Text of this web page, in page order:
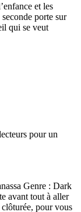
et les
porte sur
qui se veut
pour un
Genre : Dark
avant tout à aller
pour vous